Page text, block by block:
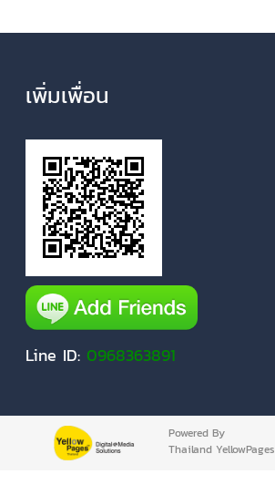
เพิ่มเพื่อน
Line ID: 0968363891
Powered By
Thailand YellowPages